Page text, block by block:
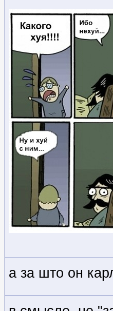
а за што он